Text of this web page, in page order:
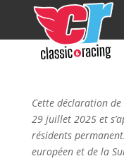
Cette déclaration
29 juillet 2025 et
résidents
européen et de la